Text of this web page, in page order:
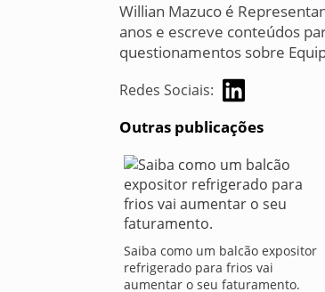
Willian Mazuco é
anos e escreve conteúdos
questionamentos sobre
Redes Sociais:
Outras publicações
Saiba como um balcão expositor
refrigerado para frios vai
aumentar o seu faturamento.